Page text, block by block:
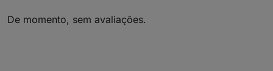
De momento, sem avaliações.